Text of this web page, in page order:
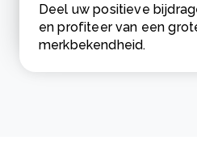
Deel uw positieve
en profiteer van een
merkbekendheid.